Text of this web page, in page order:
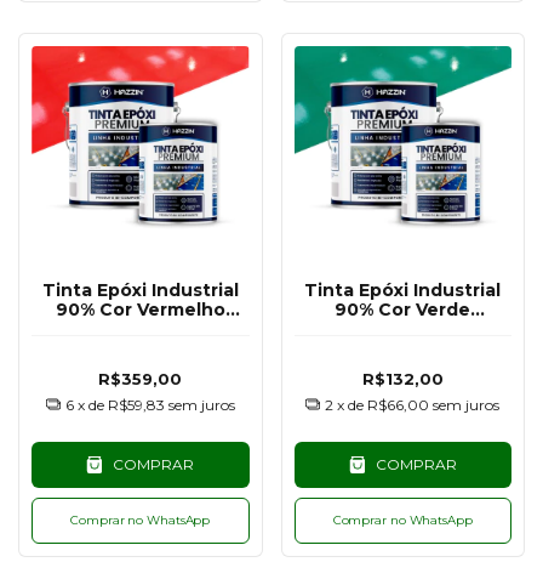
Tinta Epóxi Industrial
90% Cor Vermelho
R$359,00
6 x de R$59,83 sem juros
COMPRAR
Comprar no WhatsApp
Tinta Epóxi Industrial
90% Cor Verde
R$132,00
2 x de R$66,00 sem juros
COMPRAR
Comprar no WhatsApp